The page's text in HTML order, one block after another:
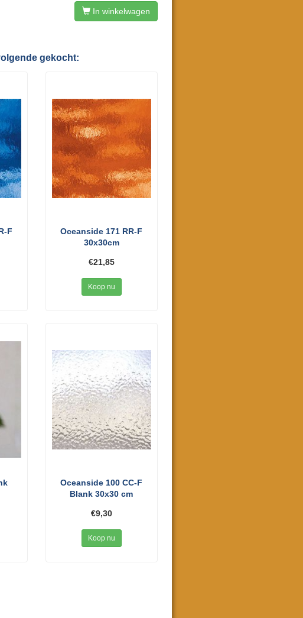
In winkelwagen
gekocht:
F
Oceanside 171 RR-F
30x30cm
€21,85
Koop nu
Oceanside 100 CC-F
Blank 30x30 cm
€9,30
Koop nu